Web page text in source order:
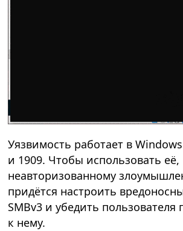
Уязвимость работает в
и 1909. Чтобы использовать её,
неавторизованному
придётся настроить
SMBv3 и убедить пользователя
к нему.